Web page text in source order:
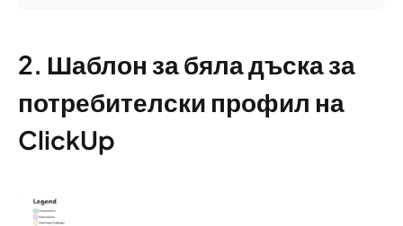
2. Шаблон за бяла дъска за
потребителски профил на
ClickUp